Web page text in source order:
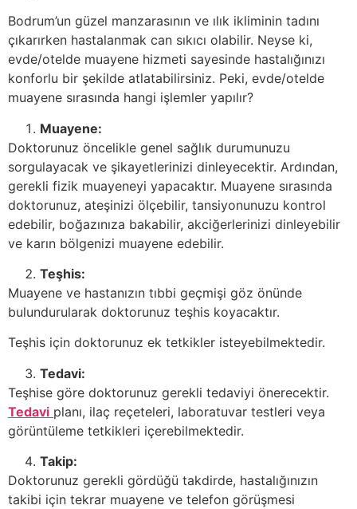
Bodrum’un güzel manzarasının ve ılık ikliminin tadını
çıkarırken hastalanmak can sıkıcı olabilir. Neyse ki,
evde/otelde muayene hizmeti sayesinde hastalığınızı
konforlu bir şekilde atlatabilirsiniz. Peki, evde/otelde
muayene sırasında hangi işlemler yapılır?
Muayene:
Doktorunuz öncelikle genel sağlık durumunuzu
sorgulayacak ve şikayetlerinizi dinleyecektir. Ardından,
gerekli fizik muayeneyi yapacaktır. Muayene sırasında
doktorunuz, ateşinizi ölçebilir, tansiyonunuzu kontrol
edebilir, boğazınıza bakabilir, akciğerlerinizi dinleyebilir
ve karın bölgenizi muayene edebilir.
Teşhis:
Muayene ve hastanızın tıbbi geçmişi göz önünde
bulundurularak doktorunuz teşhis koyacaktır.
Teşhis için doktorunuz ek tetkikler isteyebilmektedir.
Tedavi:
Teşhise göre doktorunuz gerekli tedaviyi önerecektir.
Tedavi planı, ilaç reçeteleri, laboratuvar testleri veya
görüntüleme tetkikleri içerebilmektedir.
Takip:
Doktorunuz gerekli gördüğü takdirde, hastalığınızın
takibi için tekrar muayene ve telefon görüşmesi